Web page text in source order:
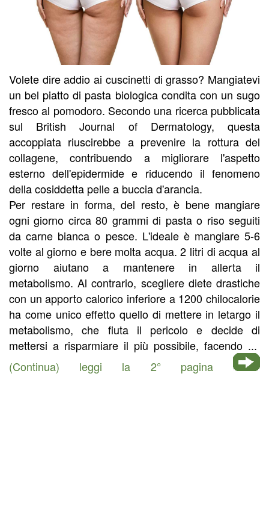
Volete dire addio ai cuscinetti di grasso? Mangiatevi
un bel piatto di pasta biologica condita con un sugo
fresco al pomodoro. Secondo una ricerca pubblicata
sul British Journal of Dermatology, questa
accoppiata riuscirebbe a prevenire la rottura del
collagene, contribuendo a migliorare l'aspetto
esterno dell'epidermide e riducendo il fenomeno
della cosiddetta pelle a buccia d'arancia.
Per restare in forma, del resto, è bene mangiare
ogni giorno circa 80 grammi di pasta o riso seguiti
da carne bianca o pesce. L'ideale è mangiare 5-6
volte al giorno e bere molta acqua. 2 litri di acqua al
giorno aiutano a mantenere in allerta il
metabolismo. Al contrario, scegliere diete drastiche
con un apporto calorico inferiore a 1200 chilocalorie
ha come unico effetto quello di mettere in letargo il
metabolismo, che fiuta il pericolo e decide di
mettersi a risparmiare il più possibile, facendo ...
(Continua) leggi la 2° pagina